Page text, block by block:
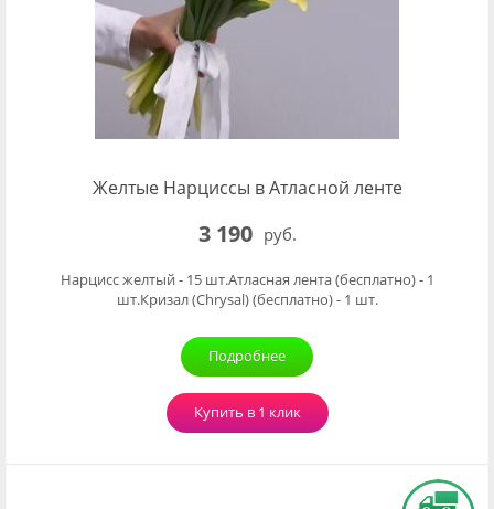
Желтые Нарциссы в Атласной ленте
3 190 руб.
Нарцисс желтый - 15 шт.Атласная лента (бесплатно) - 1
шт.Кризал (Chrysal) (бесплатно) - 1 шт.
Подробнее
Купить в 1 клик